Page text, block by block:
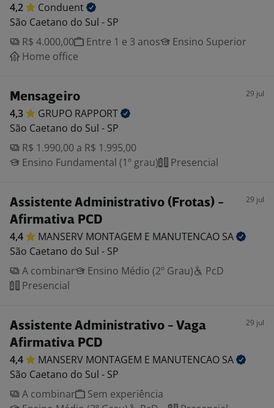
4,2
Conduent
São Caetano do Sul - SP
R$ 4.000,00
Entre 1 e 3 anos
Ensino Superior
Home office
Mensageiro 29 jul
4,3 GRUPO RAPPORT
São Caetano do Sul - SP
R$ 1.990,00 a R$ 1.995,00
Ensino Fundamental (1º grau)
Presencial
Assistente Administrativo (Frotas) -
Afirmativa PCD
29 jul
4,4 MANSERV MONTAGEM E MANUTENCAO SA
São Caetano do Sul - SP
A combinar
Ensino Médio (2º Grau)
PcD
Presencial
Assistente Administrativo - Vaga
Afirmativa PCD
29 jul
4,4 MANSERV MONTAGEM E MANUTENCAO SA
São Caetano do Sul - SP
A combinar
Sem experiência